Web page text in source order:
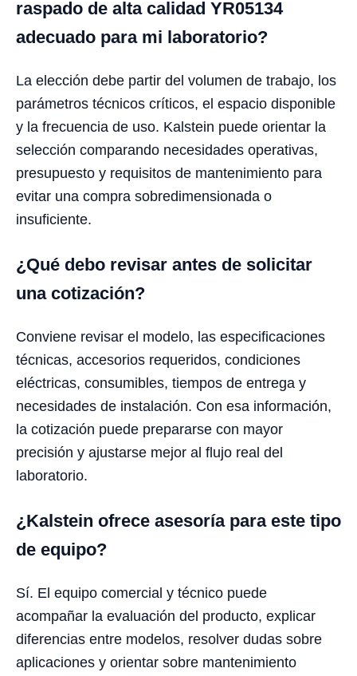
raspado de alta calidad YR05134
adecuado para mi laboratorio?
La elección debe partir del volumen de trabajo, los
parámetros técnicos críticos, el espacio disponible
y la frecuencia de uso. Kalstein puede orientar la
selección comparando necesidades operativas,
presupuesto y requisitos de mantenimiento para
evitar una compra sobredimensionada o
insuficiente.
¿Qué debo revisar antes de solicitar
una cotización?
Conviene revisar el modelo, las especificaciones
técnicas, accesorios requeridos, condiciones
eléctricas, consumibles, tiempos de entrega y
necesidades de instalación. Con esa información,
la cotización puede prepararse con mayor
precisión y ajustarse mejor al flujo real del
laboratorio.
¿Kalstein ofrece asesoría para este tipo
de equipo?
Sí. El equipo comercial y técnico puede
acompañar la evaluación del producto, explicar
diferencias entre modelos, resolver dudas sobre
aplicaciones y orientar sobre mantenimiento